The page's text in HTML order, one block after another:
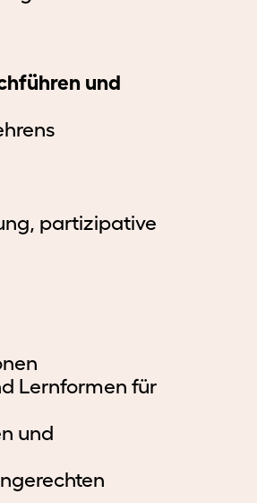
und
partizipative
Lernformen für
und